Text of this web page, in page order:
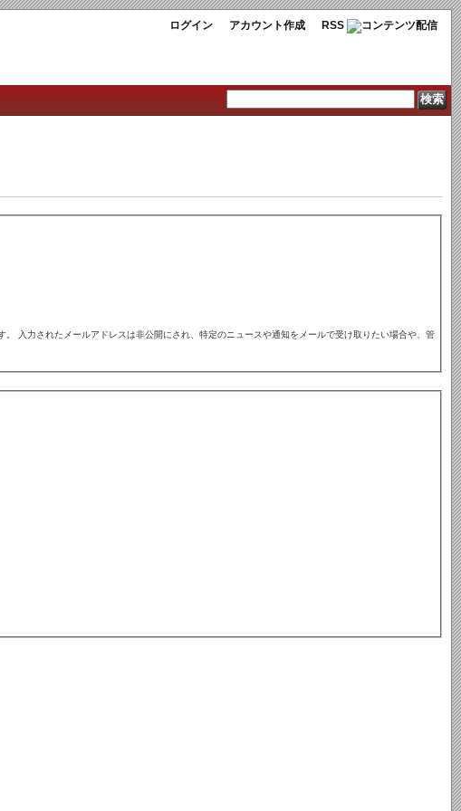
ログイン アカウント作成 RSS
入力されたメールアドレスは非公開にされ、特定のニュースや通知をメールで受け取りたい場合や、管